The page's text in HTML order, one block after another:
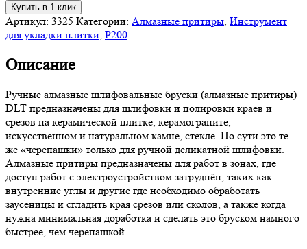
Купить в 1 клик
Артикул: 3325 Категории: Алмазные притиры Инструмент
для укладки плитки Р200
Описание
Ручные алмазные шлифовальные бруски (алмазные притиры)
DLT предназначены для шлифовки и полировки краёв и
срезов на керамической плитке, керамограните,
искусственном и натуральном камне, стекле. По сути это те
же «черепашки» только для ручной деликатной шлифовки.
Алмазные притиры предназначены для работ в зонах, где
доступ работ с электроустройством затруднён, таких как
внутренние углы и другие где необходимо обработать
заусеницы и сгладить края срезов или сколов, а также когда
нужна минимальная доработка и сделать это бруском намного
быстрее, чем черепашкой.